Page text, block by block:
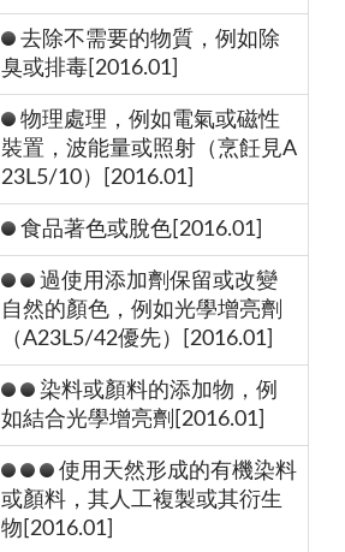
去除不需要的物質，例如除
臭或排毒[2016.01]
物理處理，例如電氣或磁性
裝置，波能量或照射（烹飪見A
23L5/10）[2016.01]
食品著色或脫色[2016.01]
過使用添加劑保留或改變
自然的顏色，例如光學增亮劑
（A23L5/42優先）[2016.01]
染料或顏料的添加物，例
如結合光學增亮劑[2016.01]
使用天然形成的有機染料
或顏料，其人工複製或其衍生
物[2016.01]